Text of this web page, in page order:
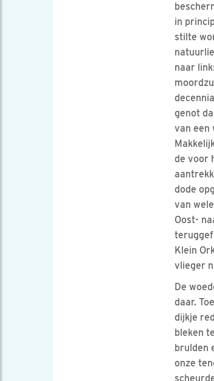
in
stilte
naar
genot
van een
de voor
dode
van
Oost-
Klein
vlieger
De
daar.
dijkje
bleken
brulden
onze